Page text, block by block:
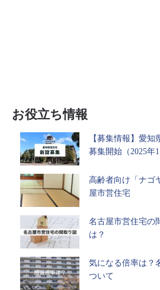
お役立ち情報
【募集情報】愛知
募集開始（2025年1
高齢者向け「ナゴ
屋市営住宅
名古屋市営住宅の
は？
気になる倍率は？
ついて